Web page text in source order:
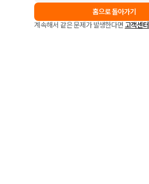
홈으로 돌아가기
계속해서 같은 문제가 발생한다면 고객센터